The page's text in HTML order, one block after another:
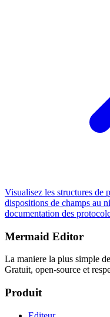
Visualisez les structures de
dispositions de champs au
documentation des
Mermaid Editor
La maniere la plus simple
Gratuit, open-source et
Produit